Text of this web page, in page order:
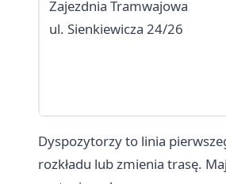
Zajezdnia Tramwajowa
ul. Sienkiewicza 24/26
Dyspozytorzy to linia
rozkładu lub zmienia trasę.